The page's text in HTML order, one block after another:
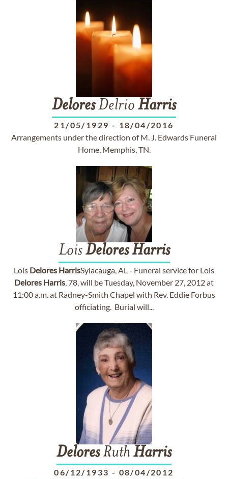
DeloresDelrio Harris
21/05/1929 - 18/04/2016
Arrangements under the direction of M. J. Edwards Funeral
Home, Memphis, TN.
LoisDelores Harris
Lois Delores HarrisSylacauga, AL - Funeral service for Lois
Delores Harris, 78, will be Tuesday, November 27, 2012 at
11:00 a.m. at Radney-Smith Chapel with Rev. Eddie Forbus
officiating. Burial will...
DeloresRuth Harris
06/12/1933 - 08/04/2012